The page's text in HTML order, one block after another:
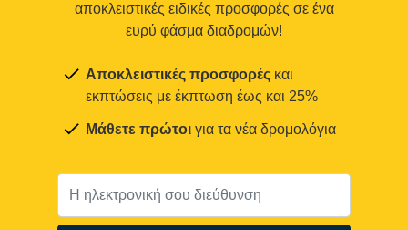
αποκλειστικές ειδικές προσφορές σε ένα
ευρύ φάσμα διαδρομών!
Αποκλειστικές προσφορές και
εκπτώσεις με έκπτωση έως και 25%
Μάθετε πρώτοι για τα νέα δρομολόγια